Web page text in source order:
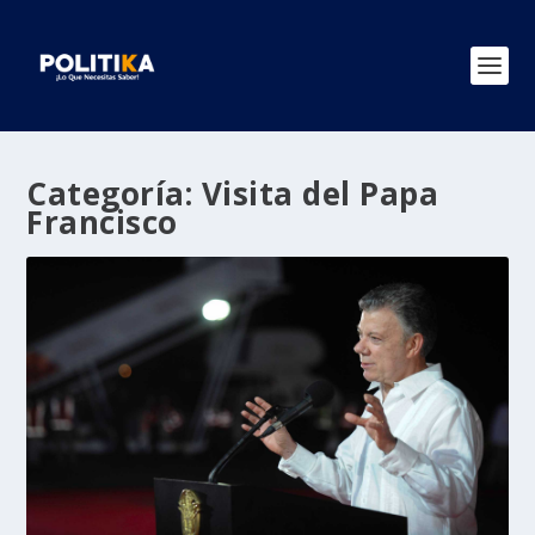
Categoría: Visita del Papa
Francisco